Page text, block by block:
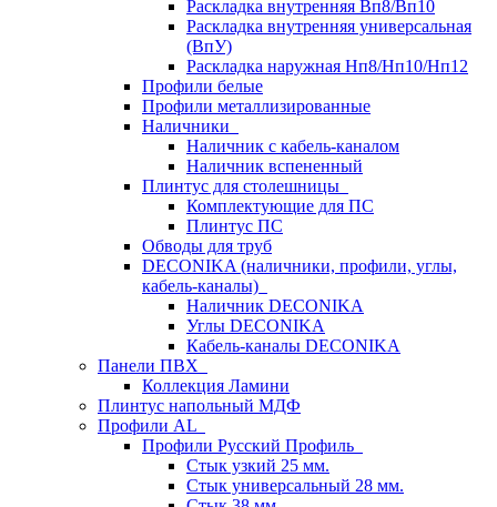
Раскладка внутренняя Вп8/Вп10
Раскладка внутренняя универсальная
(ВпУ)
Раскладка наружная Нп8/Нп10/Нп12
Профили белые
Профили металлизированные
Наличники
Наличник с кабель-каналом
Наличник вспененный
Плинтус для столешницы
Комплектующие для ПС
Плинтус ПС
Обводы для труб
DECONIKA (наличники, профили, углы,
кабель-каналы)
Наличник DECONIKA
Углы DECONIKA
Кабель-каналы DECONIKA
Панели ПВХ
Коллекция Ламини
Плинтус напольный МДФ
Профили AL
Профили Русский Профиль
Стык узкий 25 мм.
Стык универсальный 28 мм.